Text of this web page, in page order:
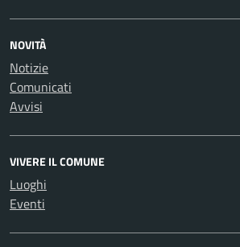
NOVITÀ
Notizie
Comunicati
Avvisi
VIVERE IL COMUNE
Luoghi
Eventi